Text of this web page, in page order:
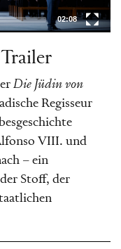
Gefühlen und
Die Jüdin von
Dramatikers
Klänge mit
eigene,
Klangsprache
02:08
Die Jüdin von
Regisseur
VIII. und
– ein
Stoff, der